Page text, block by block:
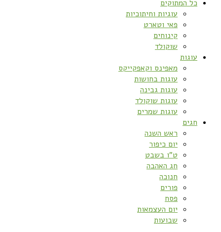
כל המתוקים
עוגיות וחיתוכיות
פאי וטארט
קינוחים
שוקולד
עוגות
מאפינס וקאפקייקס
עוגות בחושות
עוגות גבינה
עוגות שוקולד
עוגות שמרים
חגים
ראש השנה
יום כיפור
ט”ו בשבט
חג האהבה
חנוכה
פורים
פסח
יום העצמאות
שבועות